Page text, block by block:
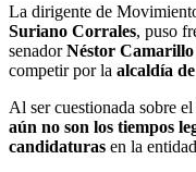
La dirigente de
Suriano Corrales, puso
senadorNéstor
competir por la alcaldía
Al ser cuestionada sobre
aún no son los tiempos
candidaturas en la